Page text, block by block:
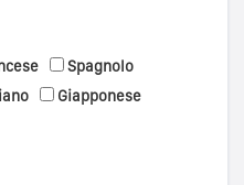
Spagnolo
Giapponese